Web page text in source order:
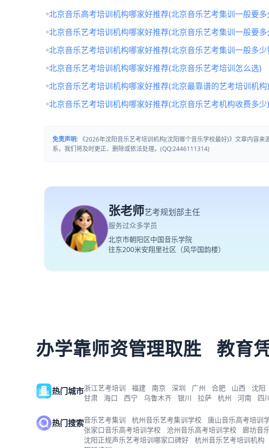
北京音乐高考培训机构哪家好推荐(北京音乐艺考集训一般要多
北京音乐艺考培训机构哪家好推荐(北京音乐艺考集训一般要多
北京音乐艺考培训机构哪家好推荐(北京音乐艺考集训一般多少
北京音乐艺考培训机构哪家好推荐(北京音乐艺考培训怎么选)
北京音乐艺考培训机构哪家好推荐(北京最靠谱的艺考培训机构)
北京音乐艺考培训机构哪家好推荐(北京音乐艺考机构收费多少)
免责声明: 《2026年沈阳音乐艺考培训机构(沈阳哪个音乐学校最好)》文章内容
系，我们将及时更正、删除或依法处理。(QQ:2446111314)
张老师艺考规划部主任
服务过众多学员
北京市朝阳区中国音乐学院
往东200米安翔里社区（风华国韵楼）
办学靠师资管理取胜 教育
热门城市浙江艺考培训 福建 南京 深圳 广州 合肥 山西 沈阳
甘肃
海口 西宁 乌鲁木齐 银川 拉萨 杭州 河南 四
热门搜索音乐艺考集训 杭州音乐艺考集训学校 唐山音乐高考培训
张家口音乐高考培训学校
沧州音乐高考培训学校 廊坊音
沈阳正规声乐艺考培训哪家口碑好
杭州音乐艺考培训机构